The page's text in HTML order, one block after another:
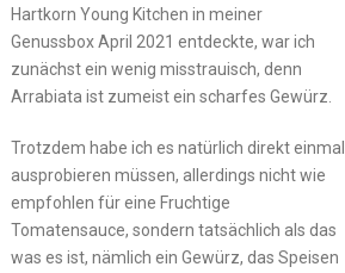
Hartkorn Young Kitchen in meiner
Genussbox April 2021 entdeckte, war ich
zunächst ein wenig misstrauisch, denn
Arrabiata ist zumeist ein scharfes Gewürz.
Trotzdem habe ich es natürlich direkt einmal
ausprobieren müssen, allerdings nicht wie
empfohlen für eine Fruchtige
Tomatensauce, sondern tatsächlich als das
was es ist, nämlich ein Gewürz, das Speisen